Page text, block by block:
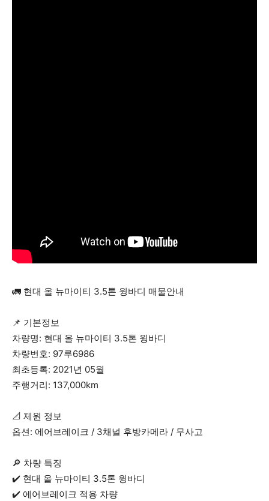
🚛 현대 올 뉴마이티 3.5톤 윙바디 매물안내
📌 기본정보
차량명: 현대 올 뉴마이티 3.5톤 윙바디
차량번호: 97루6986
최초등록: 2021년 05월
주행거리: 137,000km
📐 제원 정보
옵션: 에어브레이크 / 3채널 후방카메라 / 무사고
🔎 차량 특징
✔️ 현대 올 뉴마이티 3.5톤 윙바디
✔️ 에어브레이크 적용 차량